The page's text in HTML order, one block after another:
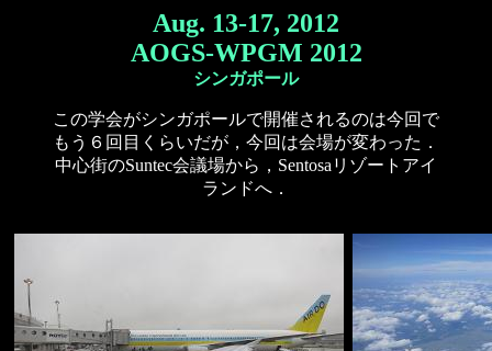
Aug. 13-17, 2012
AOGS-WPGM 2012
シンガポール
この学会がシンガポールで開催されるのは今回で
もう６回目くらいだが，今回は会場が変わった．
中心街のSuntec会議場から，Sentosaリゾートアイ
ランドへ．